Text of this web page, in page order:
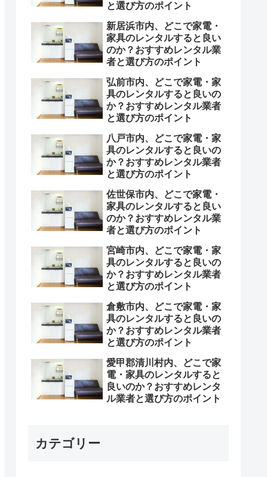
と選び方のポイント
新居浜市内、どこで家電・
家具のレンタルすると良い
のか？おすすめレンタル業
者と選び方のポイント
弘前市内、どこで家電・家
具のレンタルすると良いの
か？おすすめレンタル業者
と選び方のポイント
八戸市内、どこで家電・家
具のレンタルすると良いの
か？おすすめレンタル業者
と選び方のポイント
佐世保市内、どこで家電・
家具のレンタルすると良い
のか？おすすめレンタル業
者と選び方のポイント
宮崎市内、どこで家電・家
具のレンタルすると良いの
か？おすすめレンタル業者
と選び方のポイント
倉敷市内、どこで家電・家
具のレンタルすると良いの
か？おすすめレンタル業者
と選び方のポイント
愛甲郡清川村内、どこで家
電・家具のレンタルすると
良いのか？おすすめレンタ
ル業者と選び方のポイント
カテゴリー